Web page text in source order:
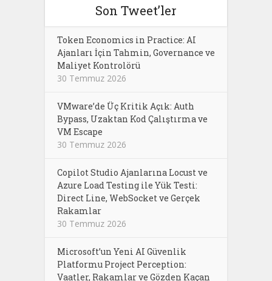
Son Tweet’ler
Token Economics in Practice: AI
Ajanları İçin Tahmin, Governance ve
Maliyet Kontrolörü
30 Temmuz 2026
VMware’de Üç Kritik Açık: Auth
Bypass, Uzaktan Kod Çalıştırma ve
VM Escape
30 Temmuz 2026
Copilot Studio Ajanlarına Locust ve
Azure Load Testing ile Yük Testi:
Direct Line, WebSocket ve Gerçek
Rakamlar
30 Temmuz 2026
Microsoft’un Yeni AI Güvenlik
Platformu Project Perception:
Vaatler, Rakamlar ve Gözden Kaçan